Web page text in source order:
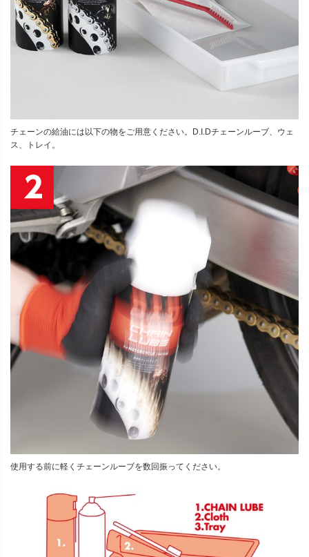
チェーンの給油には以下の物をご用意ください。D.I.Dチェーンルーブ、ウェ
ス、トレイ。
使用する前に軽くチェーンルーブを数回振ってください。